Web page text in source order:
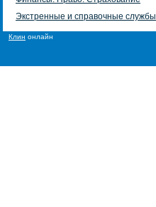
Экстренные и справочные службы
Клин онлайн